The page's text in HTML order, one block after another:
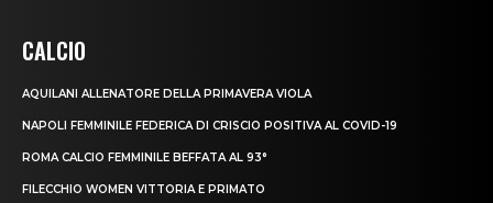
CALCIO
AQUILANI ALLENATORE DELLA PRIMAVERA VIOLA
NAPOLI FEMMINILE FEDERICA DI CRISCIO POSITIVA AL COVID-19
ROMA CALCIO FEMMINILE BEFFATA AL 93°
FILECCHIO WOMEN VITTORIA E PRIMATO